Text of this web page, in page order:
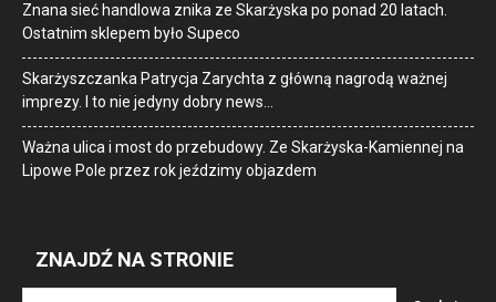
Znana sieć handlowa znika ze Skarżyska po ponad 20 latach.
Ostatnim sklepem było Supeco
Skarżyszczanka Patrycja Zarychta z główną nagrodą ważnej
imprezy. I to nie jedyny dobry news…
Ważna ulica i most do przebudowy. Ze Skarżyska-Kamiennej na
Lipowe Pole przez rok jeździmy objazdem
ZNAJDŹ NA STRONIE